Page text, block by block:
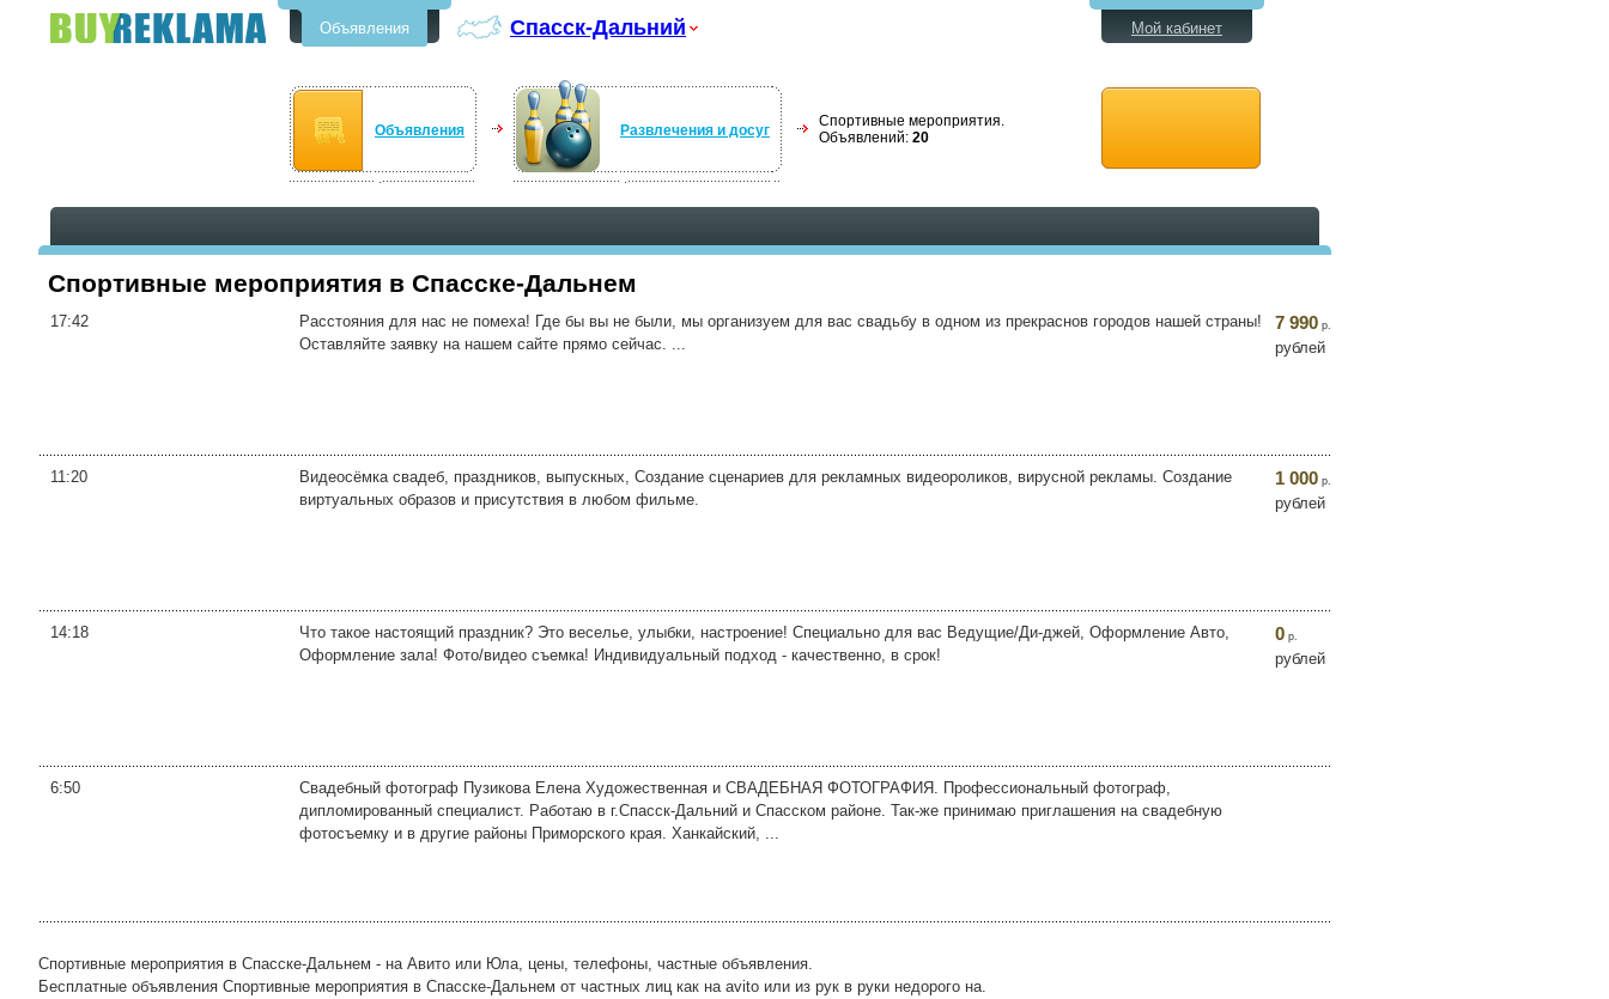
Объявления Спасск-Дальний
Объявления Развлечения и досуг
Спортивные мероприятия.
Объявлений: 20
Мой кабинет
Спортивные мероприятия в Спасске-Дальнем
17:42
Расстояния для нас не помеха! Где бы вы не были, мы организуем для вас свадьбу в одном из прекраснов городов нашей страны!
Оставляйте заявку на нашем сайте прямо сейчас. ...
7 990 р.
рублей
11:20
Видеосёмка свадеб, праздников, выпускных, Создание сценариев для рекламных видеороликов, вирусной рекламы. Создание
виртуальных образов и присутствия в любом фильме.
1 000 р.
рублей
14:18
Что такое настоящий праздник? Это веселье, улыбки, настроение! Специально для вас Ведущие/Ди-джей, Оформление Авто,
Оформление зала! Фото/видео съемка! Индивидуальный подход - качественно, в срок!
0 р.
рублей
6:50
Свадебный фотограф Пузикова Елена Художественная и СВАДЕБНАЯ ФОТОГРАФИЯ. Профессиональный фотограф,
дипломированный специалист. Работаю в г.Спасск-Дальний и Спасском районе. Так-же принимаю приглашения на свадебную
фотосъемку и в другие районы Приморского края. Ханкайский, ...
Спортивные мероприятия в Спасске-Дальнем - на Авито или Юла, цены, телефоны, частные объявления.
Бесплатные объявления Спортивные мероприятия в Спасске-Дальнем от частных лиц как на avito или из рук в руки недорого на.